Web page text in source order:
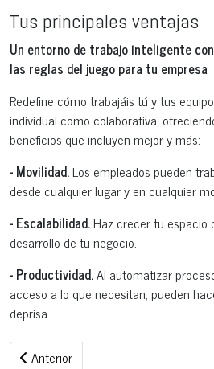
Tus principales ventajas
Un entorno de trabajo inteligente
las reglas del juego para tu empresa
Redefine cómo trabajáis tú y tus
individual como colaborativa,
beneficios que incluyen mejor y más:
- Movilidad.Los empleados pueden
desde cualquier lugar y en cualquier
- Escalabilidad.Haz crecer tu espacio
desarrollo de tu negocio.
- Productividad.Al automatizar
acceso a lo que necesitan, pueden
deprisa.
Artículo anterior: Hacia la Inteligencia
Anterior